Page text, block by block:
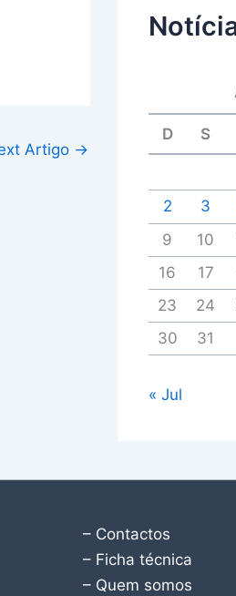
Artigo →
D S
2
3
9
10
16
17
23
24
30
31
« Jul
– Contactos
– Ficha técnica
– Quem somos